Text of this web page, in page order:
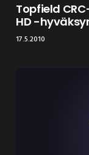
Topfield
HD -
17.5.2010